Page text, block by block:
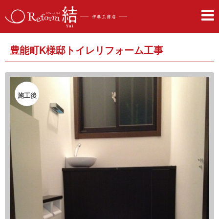
豊能町K様邸トイレリフォーム工事
施工後